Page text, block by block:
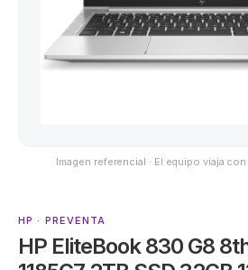
ACER
Imagen referencial · El equipo viaja
HP · PREVENTA
HP EliteBook 830 G8